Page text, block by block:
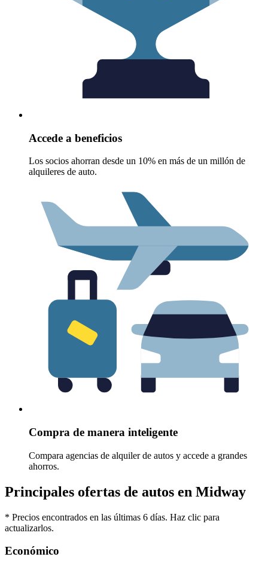
Accede a beneficios
Los socios ahorran desde un 10% en más de un millón de
alquileres de auto.
Compra de manera inteligente
Compara agencias de alquiler de autos y accede a grandes
ahorros.
Principales ofertas de autos en Midway
* Precios encontrados en las últimas 6 días. Haz clic para
actualizarlos.
Económico